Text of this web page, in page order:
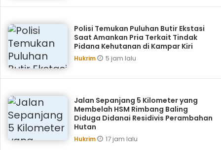
Polisi Temukan Puluhan Butir Ekstasi
Saat Amankan Pria Terkait Tindak
Pidana Kehutanan di Kampar Kiri
Hukrim 5 jam lalu
Jalan Sepanjang 5 Kilometer yang
Membelah HSM Rimbang Baling
Diduga Didanai Residivis Perambahan
Hutan
Hukrim 17 jam lalu